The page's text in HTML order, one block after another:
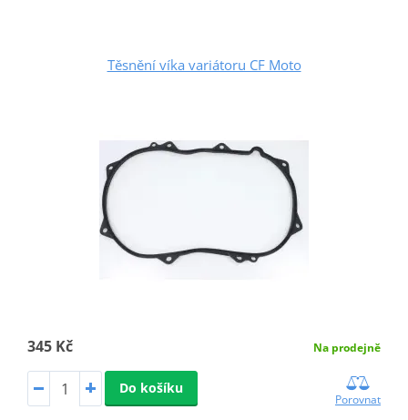
Těsnění víka variátoru CF Moto
345 Kč Na prodejně
Do košíku
Porovnat